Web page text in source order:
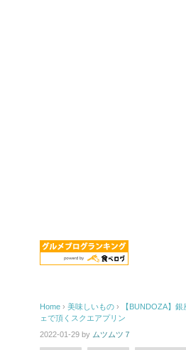
Home › 美味しいもの ›
【BUNDOZA】
ェで頂くスクエアプリン
2022-01-29 by ムツムツ７